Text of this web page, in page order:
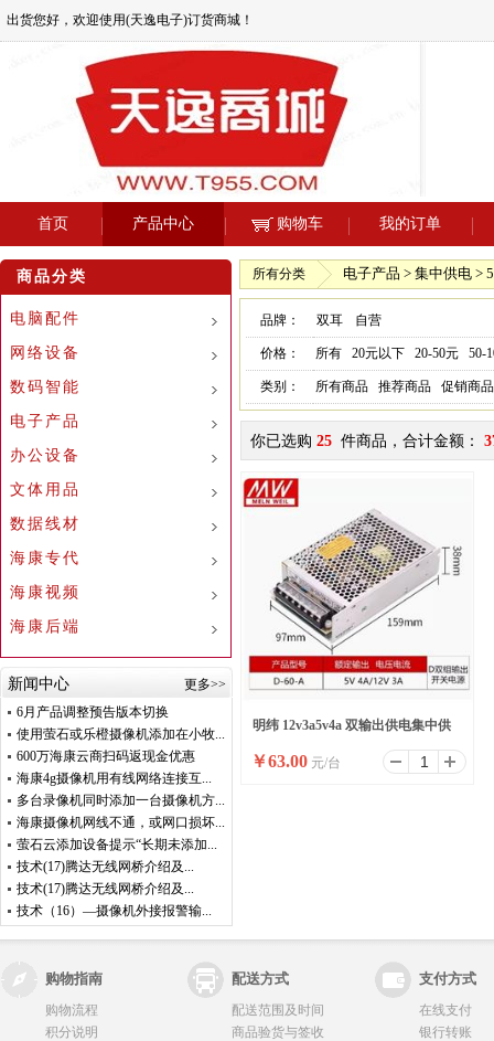
出货您好，欢迎使用(天逸电子)订货商城！
首页 产品中心 购物车 我的订单
商品分类
电脑配件
网络设备
数码智能
电子产品
办公设备
文体用品
数据线材
海康专代
海康视频
海康后端
新闻中心
更多>>
6月产品调整预告版本切换
使用萤石或乐橙摄像机添加在小牧...
600万海康云商扫码返现金优惠
海康4g摄像机用有线网络连接互...
多台录像机同时添加一台摄像机方...
海康摄像机网线不通，或网口损坏...
萤石云添加设备提示“长期未添加...
技术(17)腾达无线网桥介绍及...
技术(17)腾达无线网桥介绍及...
技术（16）—摄像机外接报警输...
所有分类 电子产品 > 集中供电 >
品牌： 双耳 自营
价格： 所有 20元以下 20-50元 50-
类别： 所有商品 推荐商品 促销商品
你已选购 25 件商品，合计金额：
明纬 12v3a5v4a 双输出供电集中供
电电源
￥63.00 元/台
购物指南 配送方式 支付方式
购物流程
积分说明
配送范围及时间
商品验货与签收
在线支付
银行转账